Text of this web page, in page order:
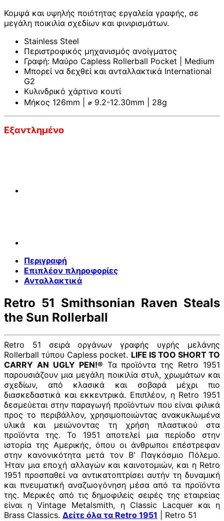
Κομψά και υψηλής ποιότητας εργαλεία γραφής, σε
μεγάλη ποικιλία σχεδίων και φινιρισμάτων.
Stainless Steel
Περιστροφικός μηχανισμός ανοίγματος
Γραφή: Μαύρο Capless Rollerball Pocket | Medium
Μπορεί να δεχθεί και ανταλλακτικά International
G2
Κυλινδρικό χάρτινο κουτί
Μήκος 126mm | ⌀ 9.2-12.30mm | 28g
Εξαντλημένο
Περιγραφή
Επιπλέον πληροφορίες
Ανταλλακτικά
Retro 51 Smithsonian Raven Steals
the Sun Rollerball
Retro 51 σειρά οργάνων γραφής υγρής μελάνης
Rollerball τύπου Capless pocket. LIFE IS TOO SHORT TO
CARRY AN UGLY PEN!® Τα προϊόντα της Retro 1951
παρουσιάζουν μια μεγάλη ποικιλία στυλ, χρωμάτων και
σχεδίων, από κλασικά και σοβαρά μέχρι πιο
διασκεδαστικά και εκκεντρικά. Επιπλέον, η Retro 1951
δεσμεύεται στην παραγωγή προϊόντων που είναι φιλικά
προς το περιβάλλον, χρησιμοποιώντας ανακυκλωμένα
υλικά και μειώνοντας τη χρήση πλαστικού στα
προϊόντα της. Το 1951 αποτελεί μια περίοδο στην
ιστορία της Αμερικής, όπου οι άνθρωποι επέστρεφαν
στην κανονικότητα μετά τον Β' Παγκόσμιο Πόλεμο.
Ήταν μια εποχή αλλαγών και καινοτομιών, και η Retro
1951 προσπαθεί να αντικατοπτρίσει αυτήν τη δυναμική
και πνευματική αναζωογόνηση μέσα από τα προϊόντα
της. Μερικές από τις δημοφιλείς σειρές της εταιρείας
είναι η Vintage Metalsmith, η Classic Lacquer και η
Brass Classics. Δείτε όλα τα Retro 1951 | Retro 51